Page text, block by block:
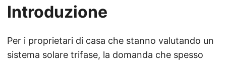
Introduzione
Per i proprietari di casa che stanno valutando un
sistema solare trifase, la domanda che spesso